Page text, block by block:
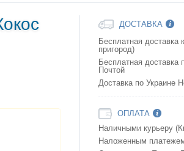
ДОСТАВКА
Бесплатная доставка
пригород)
Бесплатная доставка
Почтой
Доставка по Украине
ОПЛАТА
Наличными курьеру
Наложенным